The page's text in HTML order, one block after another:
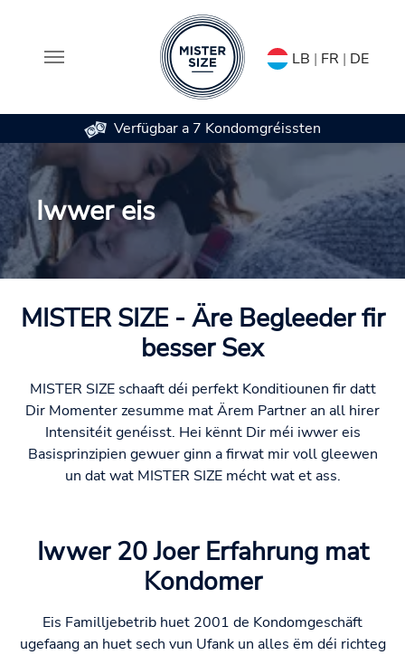
Skip to main content
LB | FR | DE
Verfügbar a 7 Kondomgréissten
Iwwer eis
MISTER SIZE - Äre Begleeder fir
besser Sex
MISTER SIZE schaaft déi perfekt Konditiounen fir datt
Dir Momenter zesumme mat Ärem Partner an all hirer
Intensitéit genéisst. Hei kënnt Dir méi iwwer eis
Basisprinzipien gewuer ginn a firwat mir voll gleewen
un dat wat MISTER SIZE mécht wat et ass.
Iwwer 20 Joer Erfahrung mat
Kondomer
Eis Familljebetrib huet 2001 de Kondomgeschäft
ugefaang an huet sech vun Ufank un alles ëm déi richteg